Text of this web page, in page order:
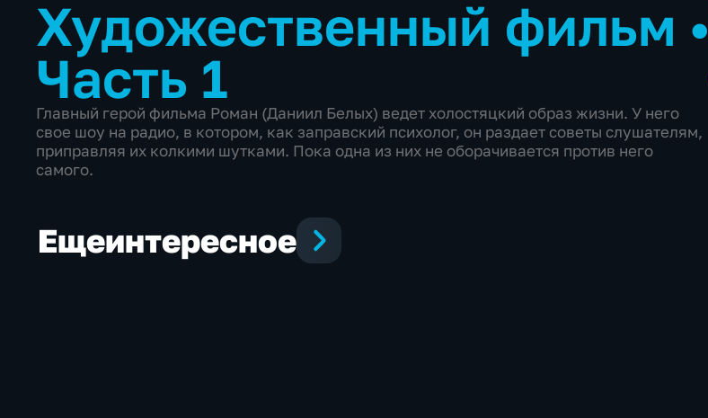
Художественный фильм •
Часть 1
Главный герой фильма Роман (Даниил Белых) ведет холостяцкий образ жизни. У него
свое шоу на радио, в котором, как заправский психолог, он раздает советы слушателям,
приправляя их колкими шутками. Пока одна из них не оборачивается против него
самого.
Ещеинтересное